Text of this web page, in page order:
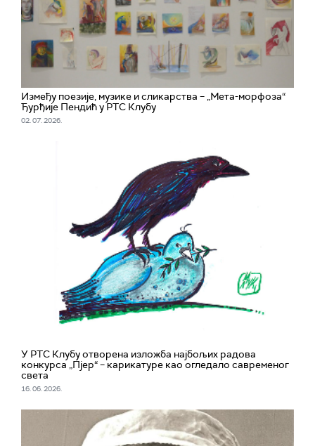
Између поезије, музике и сликарства – „Мета-морфоза“
Ђурђије Пендић у РТС Клубу
02. 07. 2026.
У РТС Клубу отворена изложба најбољих радова
конкурса „Пјер“ – карикатуре као огледало савременог
света
16. 06. 2026.